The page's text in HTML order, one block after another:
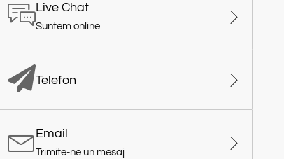
Live Chat
Suntem online
Telefon
Email
Trimite-ne un mesaj